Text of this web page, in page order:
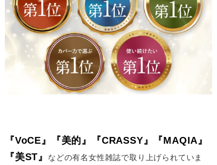
『VoCE』『美的』『CRASSY』『MAQIA』
『美ST』
などの有名女性雑誌で取り上げられていま